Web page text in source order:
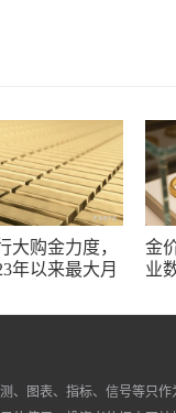
大购金力度，
年以来最大月
金
业
、图表、指标、信号等只